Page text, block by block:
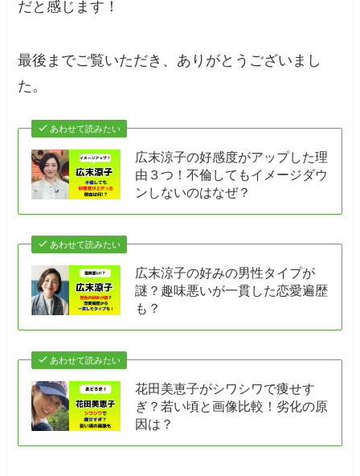
だと感じます！
最後までご覧いただき、ありがとうございまし
た。
あわせて読みたい
広末涼子の好感度がアップした理
由３つ！不倫してもイメージダウ
ンしないのはなぜ？
あわせて読みたい
広末涼子の好みの男性タイプが
謎？趣味悪いが一貫した恋愛遍歴
も？
あわせて読みたい
花田美恵子がシワシワで痩せす
ぎ？若い頃と画像比較！劣化の原
因は？